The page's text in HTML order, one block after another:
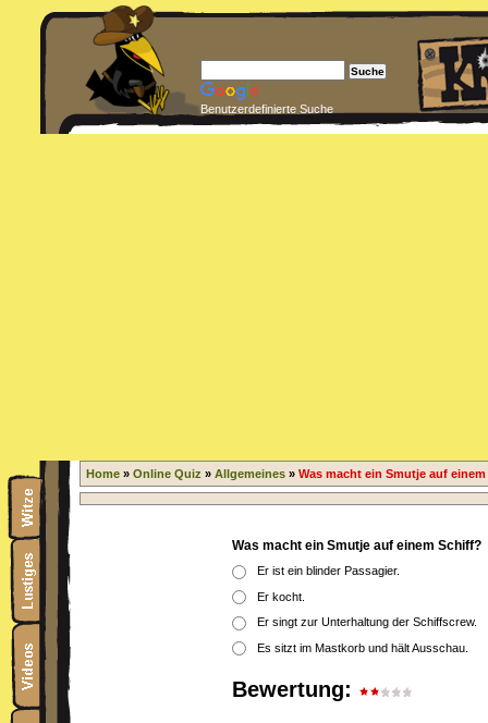
Benutzerdefinierte Suche
Home » Online Quiz » Allgemeines » Was macht ein Smutje auf
Was macht ein Smutje auf einem Schiff?
Er ist ein blinder Passagier.
Er kocht.
Er singt zur Unterhaltung der Schiffscrew.
Es sitzt im Mastkorb und hält Ausschau.
Bewertung: